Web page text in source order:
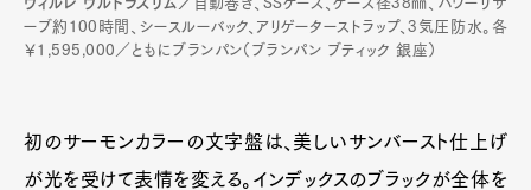
ーブ約100時間、シースルーバック、アリゲーターストラップ、3気圧防水。各
￥1,595,000／ともにブランパン（ブランパン ブティック 銀座）
初のサーモンカラーの文字盤は、美しいサンバースト仕上げ
が光を受けて表情を変える。インデックスのブラックが全体を